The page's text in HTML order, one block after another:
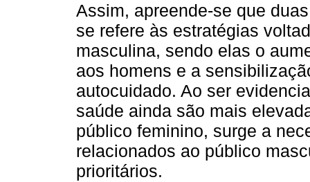
Assim, apreende-se que
se refere às estratégias
masculina, sendo elas o
aos homens e a
autocuidado. Ao ser
saúde ainda são mais
público feminino, surge a
relacionados ao público
prioritários.